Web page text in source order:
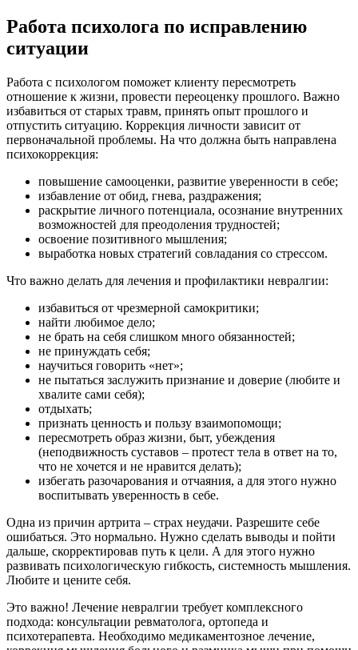
Работа психолога по исправлению
ситуации
Работа с психологом поможет клиенту пересмотреть
отношение к жизни, провести переоценку прошлого. Важно
избавиться от старых травм, принять опыт прошлого и
отпустить ситуацию. Коррекция личности зависит от
первоначальной проблемы. На что должна быть направлена
психокоррекция:
повышение самооценки, развитие уверенности в себе;
избавление от обид, гнева, раздражения;
раскрытие личного потенциала, осознание внутренних
возможностей для преодоления трудностей;
освоение позитивного мышления;
выработка новых стратегий совладания со стрессом.
Что важно делать для лечения и профилактики невралгии:
избавиться от чрезмерной самокритики;
найти любимое дело;
не брать на себя слишком много обязанностей;
не принуждать себя;
научиться говорить «нет»;
не пытаться заслужить признание и доверие (любите и
хвалите сами себя);
отдыхать;
признать ценность и пользу взаимопомощи;
пересмотреть образ жизни, быт, убеждения
(неподвижность суставов – протест тела в ответ на то,
что не хочется и не нравится делать);
избегать разочарования и отчаяния, а для этого нужно
воспитывать уверенность в себе.
Одна из причин артрита – страх неудачи. Разрешите себе
ошибаться. Это нормально. Нужно сделать выводы и пойти
дальше, скорректировав путь к цели. А для этого нужно
развивать психологическую гибкость, системность мышления.
Любите и цените себя.
Это важно! Лечение невралгии требует комплексного
подхода: консультации ревматолога, ортопеда и
психотерапевта. Необходимо медикаментозное лечение,